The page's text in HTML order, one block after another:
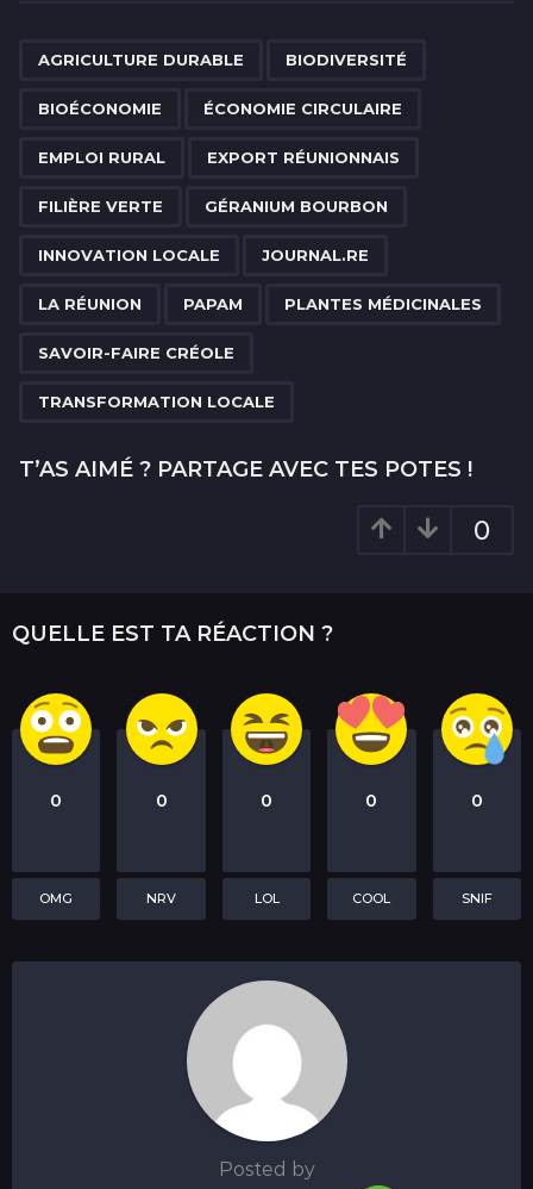
AGRICULTURE DURABLE BIODIVERSITÉ
BIOÉCONOMIE ÉCONOMIE CIRCULAIRE
EMPLOI RURAL EXPORT RÉUNIONNAIS
FILIÈRE VERTE GÉRANIUM BOURBON
INNOVATION LOCALE JOURNAL.RE
LA RÉUNION PAPAM PLANTES MÉDICINALES
SAVOIR-FAIRE CRÉOLE
TRANSFORMATION LOCALE
T’AS AIMÉ ? PARTAGE AVEC TES POTES !
0
QUELLE EST TA RÉACTION ?
0
OMG
0
NRV
0
LOL
0
COOL
0
SNIF
Posted by